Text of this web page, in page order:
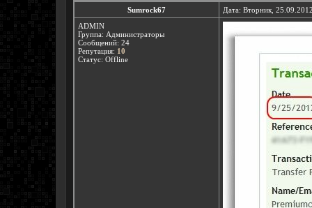
Sumrock67
Дата: Вторник,
ADMIN
Группа: Администраторы
Сообщений: 24
Репутация: 10
Статус: Offline